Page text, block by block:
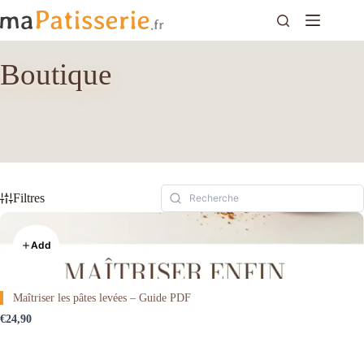
au
Boutique
Filtres
Add
Maîtriser les pâtes levées – Guide PDF
€24,90